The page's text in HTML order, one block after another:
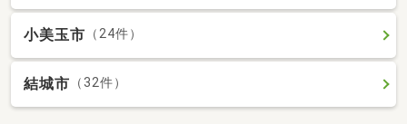
小美玉市 （24件）
結城市 （32件）